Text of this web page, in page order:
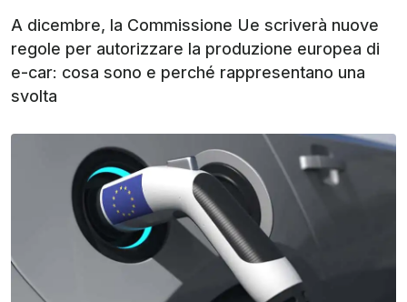
A dicembre, la Commissione Ue scriverà nuove
regole per autorizzare la produzione europea di
e-car: cosa sono e perché rappresentano una
svolta